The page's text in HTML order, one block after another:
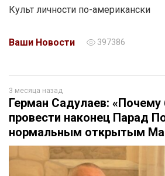
Культ личности по-американски
Ваши Новости 397386
3 месяца назад
Герман Садулаев:
провести наконец Парад
нормальным открытым